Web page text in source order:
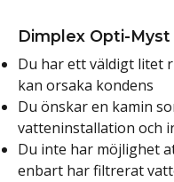
Dimplex Opti-
Du har ett väldigt litet
kan orsaka kondens
Du önskar en kamin
vatteninstallation och
Du inte har möjlighet
enbart har filtrerat